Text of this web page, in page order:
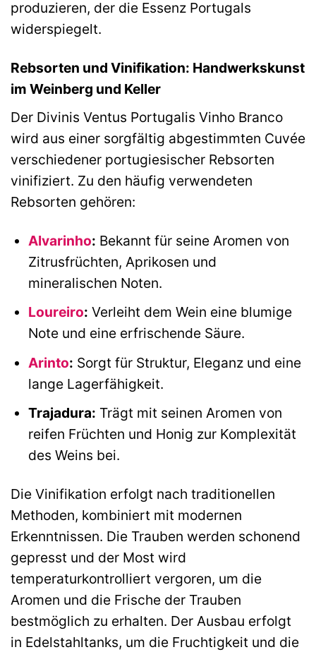
produzieren, der die Essenz Portugals
widerspiegelt.
Rebsorten und Vinifikation: Handwerkskunst
im Weinberg und Keller
Der Divinis Ventus Portugalis Vinho Branco
wird aus einer sorgfältig abgestimmten Cuvée
verschiedener portugiesischer Rebsorten
vinifiziert. Zu den häufig verwendeten
Rebsorten gehören:
Alvarinho: Bekannt für seine Aromen von
Zitrusfrüchten, Aprikosen und
mineralischen Noten.
Loureiro: Verleiht dem Wein eine blumige
Note und eine erfrischende Säure.
Arinto: Sorgt für Struktur, Eleganz und eine
lange Lagerfähigkeit.
Trajadura: Trägt mit seinen Aromen von
reifen Früchten und Honig zur Komplexität
des Weins bei.
Die Vinifikation erfolgt nach traditionellen
Methoden, kombiniert mit modernen
Erkenntnissen. Die Trauben werden schonend
gepresst und der Most wird
temperaturkontrolliert vergoren, um die
Aromen und die Frische der Trauben
bestmöglich zu erhalten. Der Ausbau erfolgt
in Edelstahltanks, um die Fruchtigkeit und die